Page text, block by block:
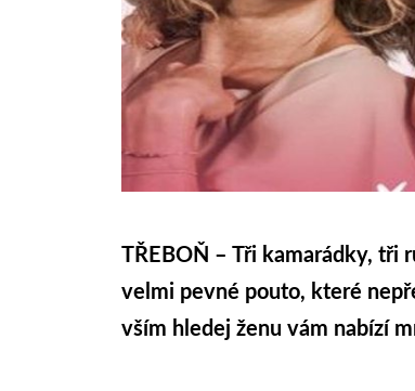
TŘEBOŇ – Tři kamarádky, tři
velmi pevné pouto, které
vším hledej ženu vám nabízí